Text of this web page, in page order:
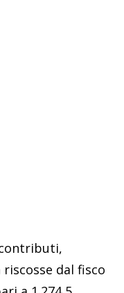
dal fisco